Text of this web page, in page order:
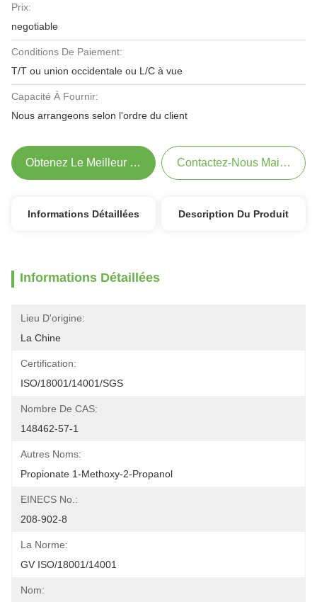
Prix:
negotiable
Conditions De Paiement:
T/T ou union occidentale ou L/C à vue
Capacité À Fournir:
Nous arrangeons selon l'ordre du client
Obtenez Le Meilleur Prix Contactez-Nous Maintenant
Informations Détaillées Description Du Produit
Informations Détaillées
Lieu D'origine:
La Chine
Certification:
ISO/18001/14001/SGS
Nombre De CAS:
148462-57-1
Autres Noms:
Propionate 1-Methoxy-2-Propanol
EINECS No.:
208-902-8
La Norme:
GV ISO/18001/14001
Nom: